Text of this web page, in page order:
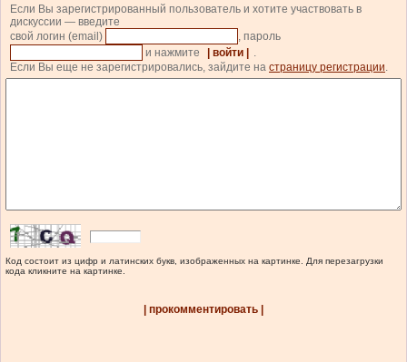
Если Вы зарегистрированный пользователь и хотите участвовать в
дискуссии — введите
свой логин (email)
, пароль
и нажмите
| войти |
.
Если Вы еще не зарегистрировались, зайдите на страницу регистрации.
Код состоит из цифр и латинских букв, изображенных на картинке. Для перезагрузки
кода кликните на картинке.
| прокомментировать |